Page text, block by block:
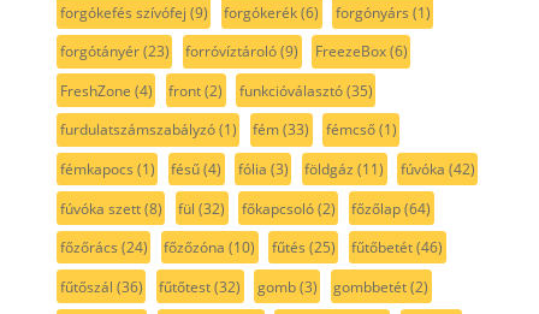
forgókefés szívófej (9) forgókerék(6) forgónyárs (1)
forgótányér(23) forróvíztároló(9) FreezeBox(6)
FreshZone (4) front(2) funkcióválasztó(35)
furdulatszámszabályzó(1) fém(33) fémcső(1)
fémkapocs (1) fésű(4) fólia (3) földgáz (11) fúvóka (42)
fúvóka szett(8) fül (32) főkapcsoló(2) főzőlap(64)
főzőrács (24) főzőzóna (10) fűtés (25) fűtőbetét(46)
fűtőszál (36) fűtőtest(32) gomb(3) gombbetét(2)